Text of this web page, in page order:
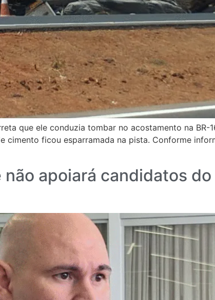
que ele conduzia tombar no acostamento na BR-
ficou esparramada na pista. Conforme
não apoiará candidatos